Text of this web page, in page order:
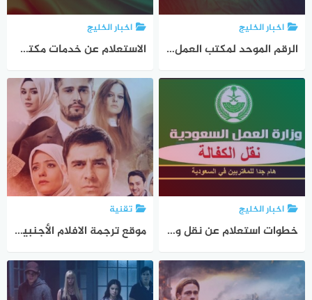
اخبار الخليج
الرقم الموحد لمكتب العمل وطريقة التقديم في وزارة العمل
اخبار الخليج
الاستعلام عن خدمات مكتب العمل واستعراض أو تحديث بيانات عامل
اخبار الخليج
خطوات استعلام عن نقل وكفالة برقم الاقامة وزارة العمل
تقنية
موقع ترجمة الافلام الأجنبية والتركية والهندية بخطوة واحدة وبدون تعب